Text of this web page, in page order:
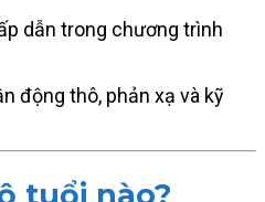
dẫn trong chương trình
động thô, phản xạ và kỹ